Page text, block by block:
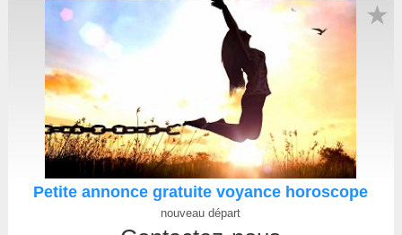
Petite annonce gratuite voyance horoscope
nouveau départ
★